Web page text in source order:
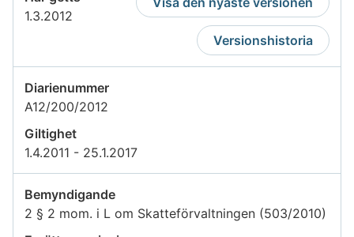
1.3.2012
Versionshistoria
Diarienummer
A12/200/2012
Giltighet
1.4.2011 - 25.1.2017
Bemyndigande
2 § 2 mom. i L om Skatteförvaltningen (503/2010)